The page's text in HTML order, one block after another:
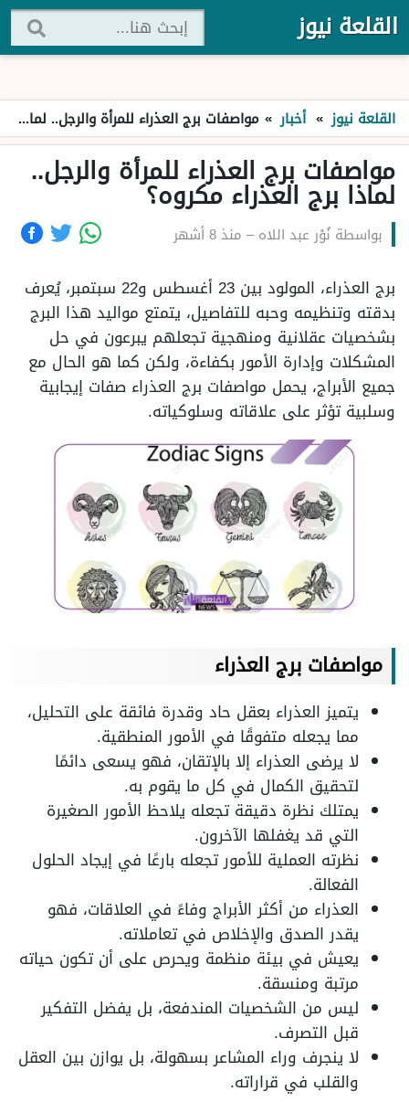
القلعة نيوز
القلعة نيوز » أخبار » مواصفات برج العذراء للمرأة والرجل.. لماذا برج العذراء مكروه؟
مواصفات برج العذراء للمرأة والرجل..
لماذا برج العذراء مكروه؟
بواسطة نُوْر عبد اللاه– منذ 8 أشهر
برج العذراء، المولود بين 23 أغسطس و22 سبتمبر، يُعرف
بدقته وتنظيمه وحبه للتفاصيل، يتمتع مواليد هذا البرج
بشخصيات عقلانية ومنهجية تجعلهم يبرعون في حل
المشكلات وإدارة الأمور بكفاءة، ولكن كما هو الحال مع
جميع الأبراج، يحمل مواصفات برج العذراء صفات إيجابية
وسلبية تؤثر على علاقاته وسلوكياته.
مواصفات برج العذراء
يتميز العذراء بعقل حاد وقدرة فائقة على التحليل،
مما يجعله متفوقًا في الأمور المنطقية.
لا يرضى العذراء إلا بالإتقان، فهو يسعى دائمًا
لتحقيق الكمال في كل ما يقوم به.
يمتلك نظرة دقيقة تجعله يلاحظ الأمور الصغيرة
التي قد يغفلها الآخرون.
نظرته العملية للأمور تجعله بارعًا في إيجاد الحلول
الفعالة.
العذراء من أكثر الأبراج وفاءً في العلاقات، فهو
يقدر الصدق والإخلاص في تعاملاته.
يعيش في بيئة منظمة ويحرص على أن تكون حياته
مرتبة ومنسقة.
ليس من الشخصيات المندفعة، بل يفضل التفكير
قبل التصرف.
لا ينجرف وراء المشاعر بسهولة، بل يوازن بين العقل
والقلب في قراراته.